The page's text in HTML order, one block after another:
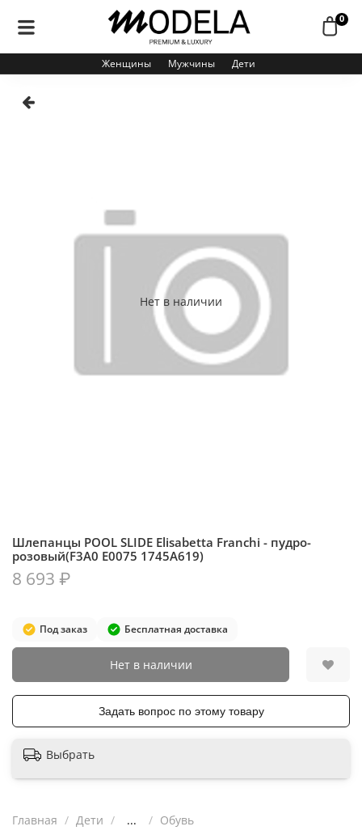
0
Женщины Мужчины Дети
Нет в наличии
Шлепанцы POOL SLIDE Elisabetta Franchi - пудро-
розовый(F3A0 E0075 1745A619)
Под заказ Бесплатная доставка
8 693 ₽
Нет в наличии
Задать вопрос по этому товару
Выбрать
Главная Дети ... Обувь